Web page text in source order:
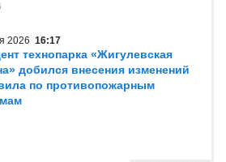
2026 16:17
технопарка «Жигулевская
добился внесения изменений
по противопожарным